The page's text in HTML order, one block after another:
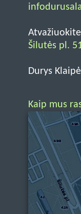
Šilutės pl.
Durys
Kaip mus